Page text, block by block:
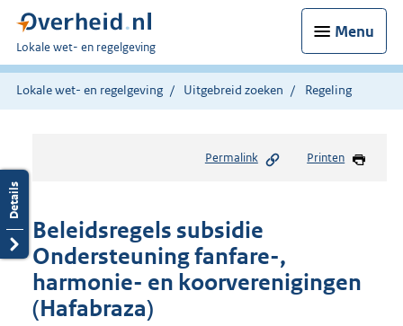
Menu
U
bent
hier:
Lokale wet- en regelgeving
Lokale wet- en regelgeving Uitgebreid zoeken Regeling
Permalink Printen
Beleidsregels subsidie
Ondersteuning fanfare-,
harmonie- en koorverenigingen
(Hafabraza)